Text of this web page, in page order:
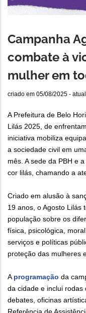
Campanha
combate à
mulher em
criado em 05/08/2025 -
A Prefeitura de Belo
Lilás 2025, de
iniciativa mobiliza
a sociedade civil em
mês. A sede da PBH e
cor lilás, chamando a
Criado em alusão à
19 anos, o Agosto Lilás
população sobre os
física, psicológica,
serviços e políticas
proteção das mulheres
Aprogramação da
da cidade e inclui rodas
debates, oficinas